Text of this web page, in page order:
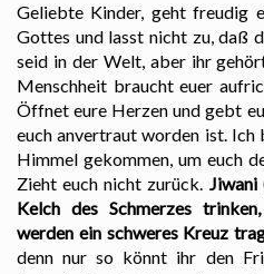
Geliebte Kinder, geht freudig
Gottes und lasst nicht zu, daß
seid in der Welt, aber ihr
Menschheit braucht euer
Öffnet eure Herzen und gebt
euch anvertraut worden ist.
Himmel gekommen, um euch
Zieht euch nicht zurück. Jiwani
Kelch des Schmerzes
werden ein schweres Kreuz
denn nur so könnt ihr den